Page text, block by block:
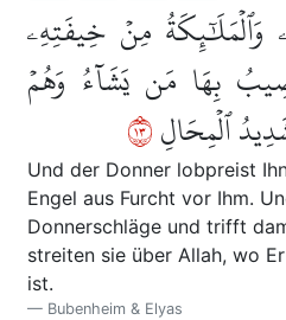
وَٱلۡمَلَٰٓئِكَةُ مِنۡ خِيفَتِهِۦ
بِهَا مَن يَشَآءُ وَهُمۡ
ٱلۡمِحَالِ٣١
Und der Donner lobpreist
Engel aus Furcht vor Ihm.
Donnerschläge und trifft
streiten sie über Allah, wo
ist.
Bubenheim & Elyas